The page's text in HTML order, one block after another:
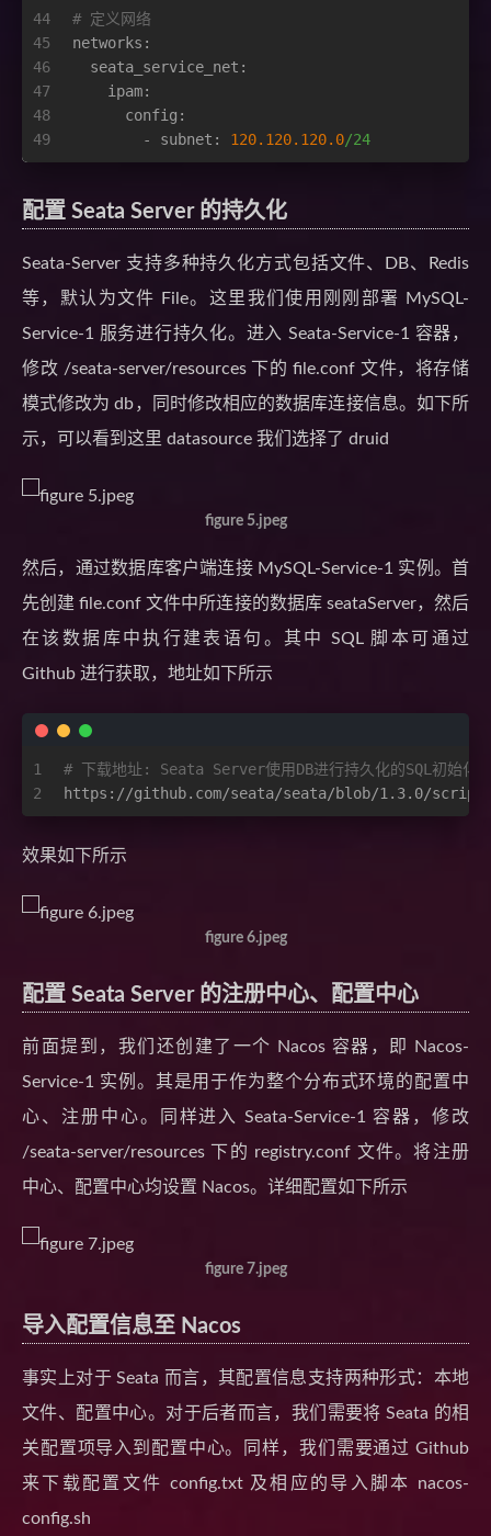
44
45
46
47
48
49
# 定义网络
networks:
seata_service_net:
ipam:
config:
-
subnet: 120.120.120.0/24
配置 Seata Server 的持久化
Seata-Server 支持多种持久化方式包括文件、DB、Redis
等，默认为文件 File。这里我们使用刚刚部署 MySQL-
Service-1 服务进行持久化。进入 Seata-Service-1 容器，
修改 /seata-server/resources 下的 file.conf 文件，将存储
模式修改为 db，同时修改相应的数据库连接信息。如下所
示，可以看到这里 datasource 我们选择了 druid
figure 5.jpeg
然后，通过数据库客户端连接 MySQL-Service-1 实例。首
先创建 file.conf 文件中所连接的数据库 seataServer，然后
在该数据库中执行建表语句。其中 SQL 脚本可通过
Github 进行获取，地址如下所示
1
2
# 下载地址: Seata Server使用DB进行持久化的SQL初始化
https://github.com/seata/seata/blob/1.3.0/
效果如下所示
figure 6.jpeg
配置 Seata Server 的注册中心、配置中心
前面提到，我们还创建了一个 Nacos 容器，即 Nacos-
Service-1 实例。其是用于作为整个分布式环境的配置中
心、注册中心。同样进入 Seata-Service-1 容器，修改
/seata-server/resources 下的 registry.conf 文件。将注册
中心、配置中心均设置 Nacos。详细配置如下所示
figure 7.jpeg
导入配置信息至 Nacos
事实上对于 Seata 而言，其配置信息支持两种形式：本地
文件、配置中心。对于后者而言，我们需要将 Seata 的相
关配置项导入到配置中心。同样，我们需要通过 Github
来下载配置文件 config.txt 及相应的导入脚本 nacos-
config.sh